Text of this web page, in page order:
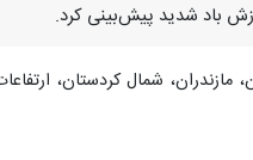
شمال کردستان،